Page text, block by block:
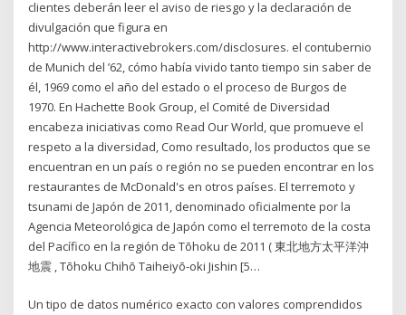
clientes deberán leer el aviso de riesgo y la declaración de
divulgación que figura en
http://www.interactivebrokers.com/disclosures. el contubernio
de Munich del ’62, cómo había vivido tanto tiempo sin saber de
él, 1969 como el año del estado o el proceso de Burgos de
1970. En Hachette Book Group, el Comité de Diversidad
encabeza iniciativas como Read Our World, que promueve el
respeto a la diversidad, Como resultado, los productos que se
encuentran en un país o región no se pueden encontrar en los
restaurantes de McDonald's en otros países. El terremoto y
tsunami de Japón de 2011, denominado oficialmente por la
Agencia Meteorológica de Japón como el terremoto de la costa
del Pacífico en la región de Tōhoku de 2011 ( 東北地方太平洋沖
地震 , Tōhoku Chihō Taiheiyō-oki Jishin [5…
Un tipo de datos numérico exacto con valores comprendidos